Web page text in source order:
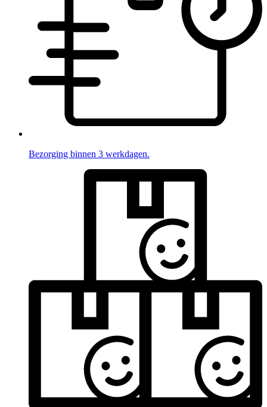
Bezorging binnen 3 werkdagen.